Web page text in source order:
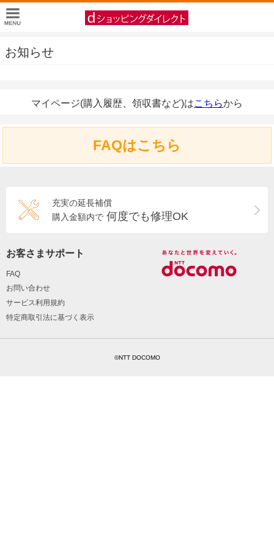
お知らせ
マイページ(購入履歴、領収書など)はこちらから
FAQはこちら
充実の延長補償
購入金額内で 何度でも修理OK
お客さまサポート
FAQ
お問い合わせ
サービス利用規約
特定商取引法に基づく表示
©NTT DOCOMO